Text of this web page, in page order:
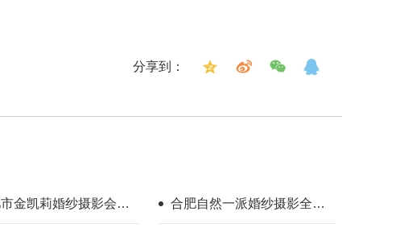
分享到：
金凯莉婚纱摄影会馆
妆师
合肥自然一派婚纱摄影全球
旅拍急聘化妆师